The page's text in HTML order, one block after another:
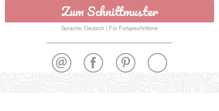
Zum Schnittmuster
Sprache: Deutsch Für Fortgeschrittene